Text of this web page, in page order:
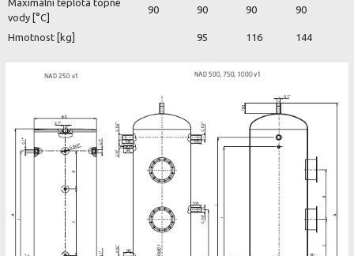
Maximální teplota topné
vody [°C]
90 90 90 90
Hmotnost [kg] 95 116 144